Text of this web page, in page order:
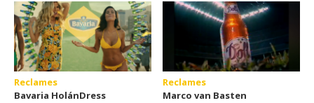
Reclames
Bavaria HolánDress
Reclames
Marco van Basten